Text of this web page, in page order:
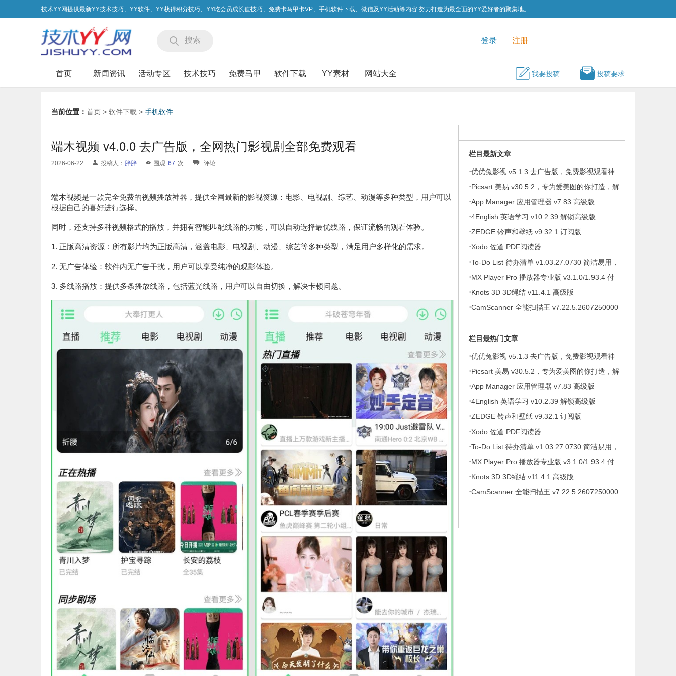
技术YY网提供最新YY技术技巧、YY软件、YY获得积分技巧、YY吃会员成长值技巧、免费卡马甲卡VP、手机软件下载、微信及YY活动等内容 努力打造为最全面的YY爱好者的聚集地。
搜索 登录 注册
首页 新闻资讯 活动专区 技术技巧 免费马甲 软件下载 YY素材 网站大全 我要投稿 投稿要求
当前位置： 首页 > 软件下载 > 手机软件
端木视频 v4.0.0 去广告版，全网热门影视剧全部免费观看
2026-06-22 投稿人： 胖胖 围观 67 次 评论
端木视频是一款完全免费的视频播放神器，提供全网最新的影视资源：电影、电视剧、综艺、动漫等多种类型，用户可以
根据自己的喜好进行选择。
同时，还支持多种视频格式的播放，并拥有智能匹配线路的功能，可以自动选择最优线路，保证流畅的观看体验。
1. 正版高清资源：所有影片均为正版高清，涵盖电影、电视剧、动漫、综艺等多种类型，满足用户多样化的需求。
2. 无广告体验：软件内无广告干扰，用户可以享受纯净的观影体验。
3. 多线路播放：提供多条播放线路，包括蓝光线路，用户可以自由切换，解决卡顿问题。
栏目最新文章
·优优兔影视 v5.1.3 去广告版，免费影视观看神
器
·Picsart 美易 v30.5.2，专为爱美图的你打造，解
锁高级版
·App Manager 应用管理器 v7.83 高级版
·4English 英语学习 v10.2.39 解锁高级版
·ZEDGE 铃声和壁纸 v9.32.1 订阅版
·Xodo 佐道 PDF阅读器
·To-Do List 待办清单 v1.03.27.0730 简洁易用，
待办事项、时间管理软件，解锁专业版
·MX Player Pro 播放器专业版 v3.1.0/1.93.4 付
费专业版
·Knots 3D 3D绳结 v11.4.1 高级版
·CamScanner 全能扫描王 v7.22.5.2607250000
栏目最热门文章
·优优兔影视 v5.1.3 去广告版，免费影视观看神
器
·Picsart 美易 v30.5.2，专为爱美图的你打造，解
锁高级版
·App Manager 应用管理器 v7.83 高级版
·4English 英语学习 v10.2.39 解锁高级版
·ZEDGE 铃声和壁纸 v9.32.1 订阅版
·Xodo 佐道 PDF阅读器
·To-Do List 待办清单 v1.03.27.0730 简洁易用，
待办事项、时间管理软件，解锁专业版
·MX Player Pro 播放器专业版 v3.1.0/1.93.4 付
费专业版
·Knots 3D 3D绳结 v11.4.1 高级版
·CamScanner 全能扫描王 v7.22.5.2607250000